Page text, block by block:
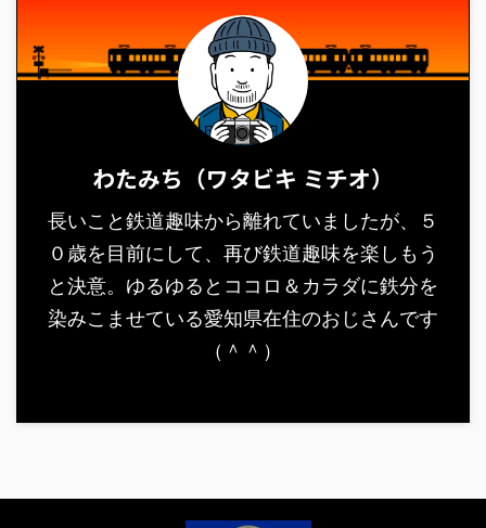
わたみち（ワタビキ ミチオ）
長いこと鉄道趣味から離れていましたが、５
０歳を目前にして、再び鉄道趣味を楽しもう
と決意。ゆるゆるとココロ＆カラダに鉄分を
染みこませている愛知県在住のおじさんです
（＾＾）